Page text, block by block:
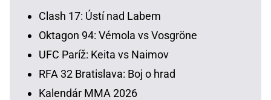
Clash 17: Ústí nad Labem
Oktagon 94: Vémola vs Vosgröne
UFC Paríž: Keita vs Naimov
RFA 32 Bratislava: Boj o hrad
Kalendár MMA 2026